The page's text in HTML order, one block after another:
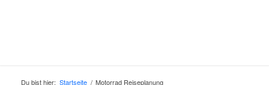
Du bist hier: Startseite / Motorrad Reiseplanung